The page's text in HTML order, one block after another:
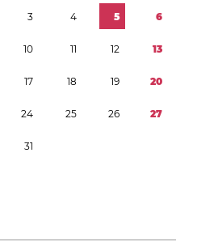
3 4 5 6
10 11 12 13
17 18 19 20
24 25 26 27
31